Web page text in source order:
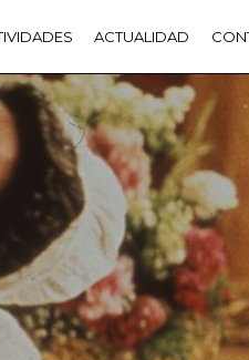
ACTUALIDAD
PREMIOS GOYA
LA ACADEMIA DE CINE